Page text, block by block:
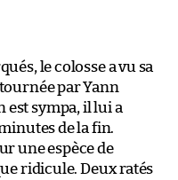
le colosse a vu sa
par Yann
est sympa, il lui a
de la fin.
une espèce de
ridicule. Deux ratés